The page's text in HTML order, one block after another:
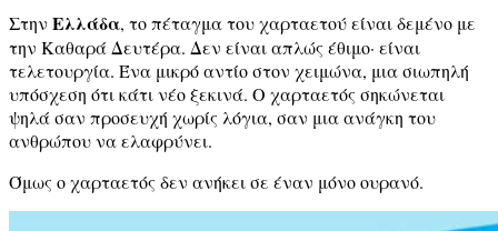
Στην Ελλάδα, το πέταγμα του χαρταετού είναι δεμένο με
την Καθαρά Δευτέρα. Δεν είναι απλώς έθιμο· είναι
τελετουργία. Ένα μικρό αντίο στον χειμώνα, μια σιωπηλή
υπόσχεση ότι κάτι νέο ξεκινά. Ο χαρταετός σηκώνεται
ψηλά σαν προσευχή χωρίς λόγια, σαν μια ανάγκη του
ανθρώπου να ελαφρύνει.
Όμως ο χαρταετός δεν ανήκει σε έναν μόνο ουρανό.